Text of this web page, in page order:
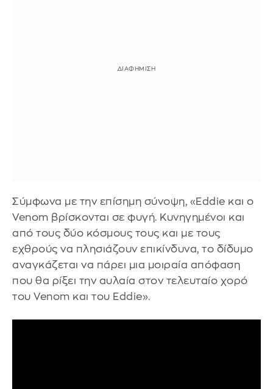
Σύμφωνα με την επίσημη σύνοψη, «Eddie και ο
Venom βρίσκονται σε φυγή. Κυνηγημένοι και
από τους δύο κόσμους τους και με τους
εχθρούς να πλησιάζουν επικίνδυνα, το δίδυμο
αναγκάζεται να πάρει μια μοιραία απόφαση
που θα ρίξει την αυλαία στον τελευταίο χορό
του Venom και του Eddie».